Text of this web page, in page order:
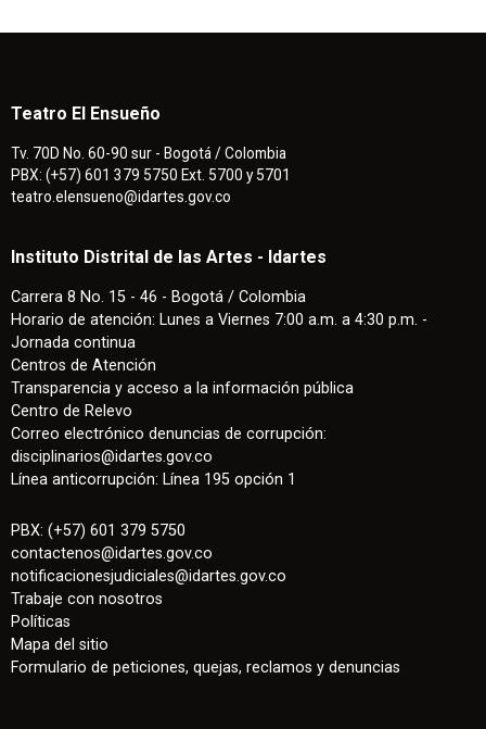
Teatro El Ensueño
Tv. 70D No. 60-90 sur - Bogotá / Colombia
PBX: (+57) 601 379 5750 Ext. 5700 y 5701
teatro.elensueno@idartes.gov.co
Instituto Distrital de las Artes - Idartes
Carrera 8 No. 15 - 46 - Bogotá / Colombia
Horario de atención: Lunes a Viernes 7:00 a.m. a 4:30 p.m. -
Jornada continua
Centros de Atención
Transparencia y acceso a la información pública
Centro de Relevo
Correo electrónico denuncias de corrupción:
disciplinarios@idartes.gov.co
Línea anticorrupción: Línea 195 opción 1
PBX: (+57) 601 379 5750
contactenos@idartes.gov.co
notificacionesjudiciales@idartes.gov.co
Trabaje con nosotros
Políticas
Mapa del sitio
Formulario de peticiones, quejas, reclamos y denuncias